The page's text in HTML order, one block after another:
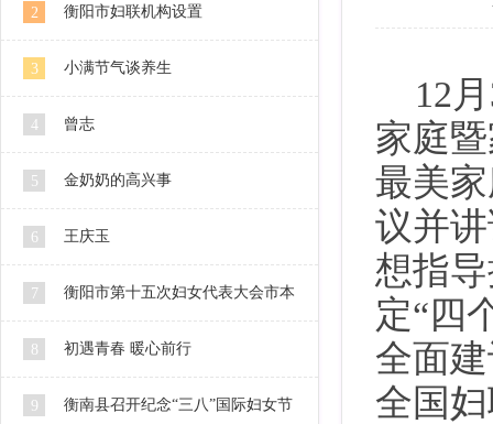
2 衡阳市妇联机构设置
3 小满节气谈养生
4 曾志
5 金奶奶的高兴事
6 王庆玉
7 衡阳市第十五次妇女代表大会市本
级代表人选公示
8 初遇青春 暖心前行
9 衡南县召开纪念“三八”国际妇女节
12
家庭
最美
议并
想指
定“四
全面
全国